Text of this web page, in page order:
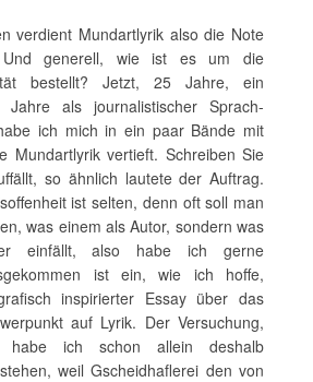
verdient Mundartlyrik also die Note
generell, wie ist es um die
bestellt? Jetzt, 25 Jahre, ein
als journalistischer Sprach-
ich mich in ein paar Bände mit
Mundartlyrik vertieft. Schreiben Sie
so ähnlich lautete der Auftrag.
ist selten, denn oft soll man
was einem als Autor, sondern was
einfällt, also habe ich gerne
ist ein, wie ich hoffe,
inspirierter Essay über das
auf Lyrik. Der Versuchung,
habe ich schon allein deshalb
weil Gscheidhaflerei den von